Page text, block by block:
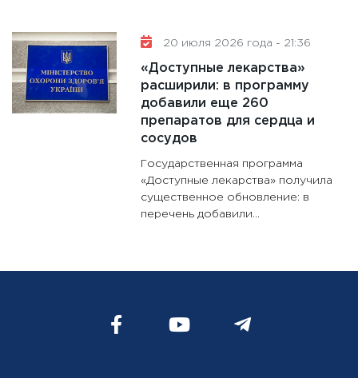
20 июля 2026 года - 21:36
«Доступные лекарства»
расширили: в программу
добавили еще 260
препаратов для сердца и
сосудов
Государственная программа
«Доступные лекарства» получила
существенное обновление: в
перечень добавили...